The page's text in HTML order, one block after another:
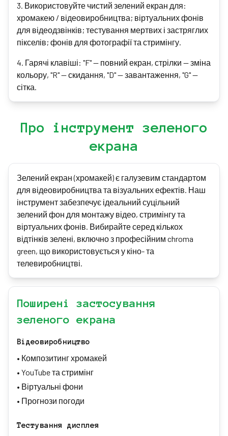
3. Використовуйте чистий зелений екран для:
хромакею / відеовиробництва; віртуальних фонів
для відеодзвінків; тестування мертвих і застряглих
пікселів; фонів для фотографії та стримінгу.
4. Гарячі клавіші: "F" — повний екран, стрілки — зміна
кольору, "R" — скидання, "D" — завантаження, "G" —
сітка.
Про інструмент зеленого
екрана
Зелений екран (хромакей) є галузевим стандартом
для відеовиробництва та візуальних ефектів. Наш
інструмент забезпечує ідеальний суцільний
зелений фон для монтажу відео, стримінгу та
віртуальних фонів. Вибирайте серед кількох
відтінків зелені, включно з професійним chroma
green, що використовується у кіно- та
телевиробництві.
Поширені застосування
зеленого екрана
Відеовиробництво
• Композитинг хромакей
• YouTube та стримінг
• Віртуальні фони
• Прогнози погоди
Тестування дисплея